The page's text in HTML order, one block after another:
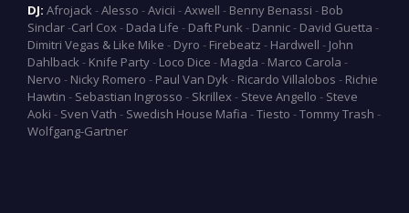
DJ: Afrojack -Alesso -Avicii -Axwell - Benny Benassi - Bob
Sinclar-Carl Cox - Dada Life - Daft Punk - Dannic- David Guetta -
Dimitri Vegas & Like Mike - Dyro - Firebeatz - Hardwell - John
Dahlback - Knife Party- Loco Dice - Magda - Marco Carola -
Nervo - Nicky Romero - Paul Van Dyk - Ricardo Villalobos - Richie
Hawtin - Sebastian Ingrosso - Skrillex - Steve Angello - Steve
Aoki - Sven Vath - Swedish House Mafia -Tiesto -Tommy Trash -
Wolfgang-Gartner